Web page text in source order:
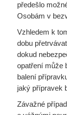
předešlo
Osobám v
Vzhledem k
dobu
dokud
opatření může
balení
jaký přípravek
Závažné